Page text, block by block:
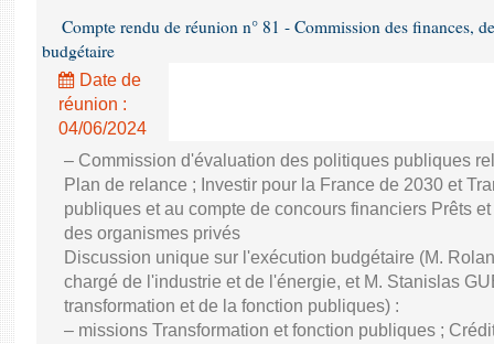
Compte rendu de réunion n° 81 - Commission des finances,
budgétaire
Date de
réunion :
04/06/2024
– Commission d'évaluation des politiques publiques
Plan de relance ; Investir pour la France de 2030 et
publiques et au compte de concours financiers Prêts
des organismes privés
Discussion unique sur l'exécution budgétaire (M.
chargé de l'industrie et de l'énergie, et M. Stanislas
transformation et de la fonction publiques) :
– missions Transformation et fonction publiques ;